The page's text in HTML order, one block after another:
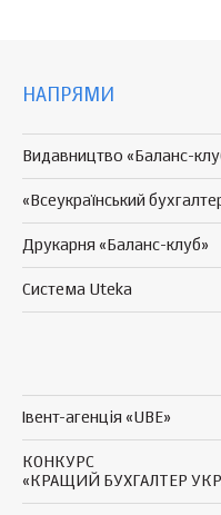
НАПРЯМИ
Видавництво «Баланс-
«Всеукраїнський
Друкарня «Баланс-клуб»
Система Uteka
Івент-агенція «UBE»
КОНКУРС
«КРАЩИЙ БУХГАЛТЕР